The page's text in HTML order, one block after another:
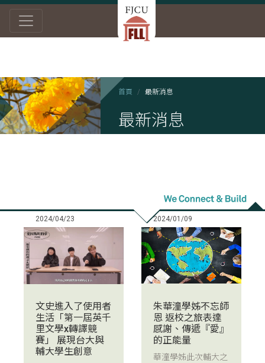
首頁 最新消息
最新消息
2024/04/23
文史進入了使用者
生活「第一屆英千
里文學x轉譯競
賽」 展現台大與
輔大學生創意
2024/01/09
朱華潼學姊不忘師
恩 返校之旅表達
感謝、傳遞『愛』
的正能量
華潼學姊此次輔大之